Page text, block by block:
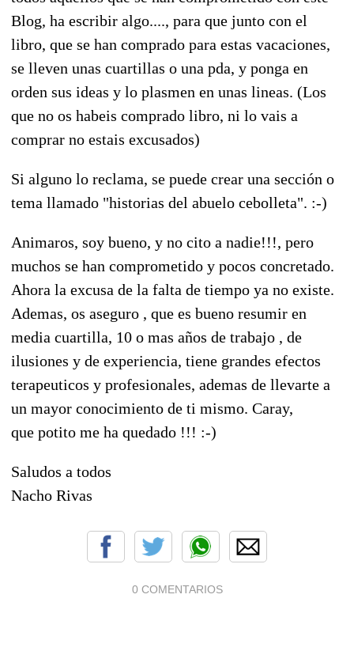
Blog, ha escribir algo...., para que junto con el
libro, que se han comprado para estas vacaciones,
se lleven unas cuartillas o una pda, y ponga en
orden sus ideas y lo plasmen en unas lineas. (Los
que no os habeis comprado libro, ni lo vais a
comprar no estais excusados)
Si alguno lo reclama, se puede crear una sección o
tema llamado "historias del abuelo cebolleta". :-)
Animaros, soy bueno, y no cito a nadie!!!, pero
muchos se han comprometido y pocos concretado.
Ahora la excusa de la falta de tiempo ya no existe.
Ademas, os aseguro , que es bueno resumir en
media cuartilla, 10 o mas años de trabajo , de
ilusiones y de experiencia, tiene grandes efectos
terapeuticos y profesionales, ademas de llevarte a
un mayor conocimiento de ti mismo. Caray,
que potito me ha quedado !!! :-)
Saludos a todos
Nacho Rivas
0 COMENTARIOS